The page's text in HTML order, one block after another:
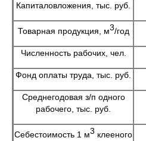
Капиталовложения, тыс. руб.
Товарная продукция, м3/год
Численность рабочих, чел.
Фонд оплаты труда, тыс. руб.
Среднегодовая з/п одного
рабочего, тыс. руб.
Себестоимость 1 м3 клееного